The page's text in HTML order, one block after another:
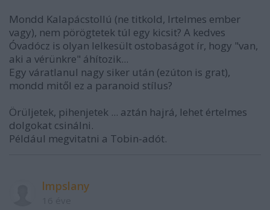
Mondd Kalapácstollú (ne titkold, lrtelmes ember
vagy), nem pörögtetek túl egy kicsit? A kedves
Óvadócz is olyan lelkesült ostobaságot ír, hogy "van,
aki a vérünkre" áhítozik...
Egy váratlanul nagy siker után (ezúton is grat),
mondd mitől ez a paranoid stílus?
Örüljetek, pihenjetek ... aztán hajrá, lehet értelmes
dolgokat csinálni.
Például megvitatni a Tobin-adót.
lmpslany